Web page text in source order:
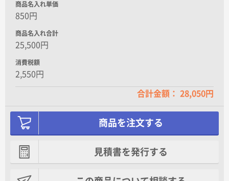
商品名入れ単価
850円
商品名入れ合計
25,500円
消費税額
2,550円
合計金額： 28,050円
商品を注文する
見積書を発行する